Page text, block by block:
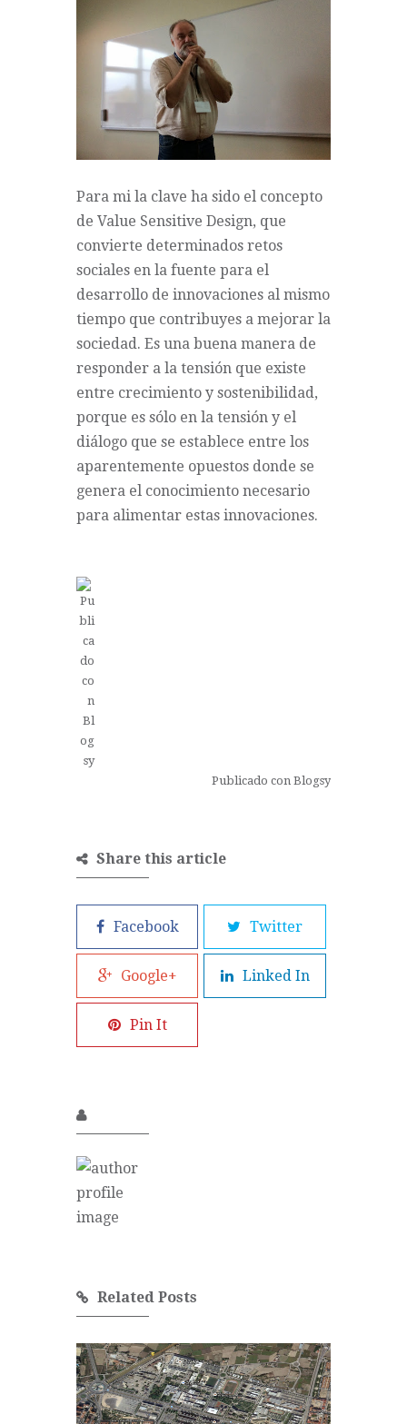
Para mi la clave ha sido el concepto
de Value Sensitive Design, que
convierte determinados retos
sociales en la fuente para el
desarrollo de innovaciones al mismo
tiempo que contribuyes a mejorar la
sociedad. Es una buena manera de
responder a la tensión que existe
entre crecimiento y sostenibilidad,
porque es sólo en la tensión y el
diálogo que se establece entre los
aparentemente opuestos donde se
genera el conocimiento necesario
para alimentar estas innovaciones.
Publicado con Blogsy
Share this article
Facebook Twitter
Google+ Linked In
Pin It
Related Posts